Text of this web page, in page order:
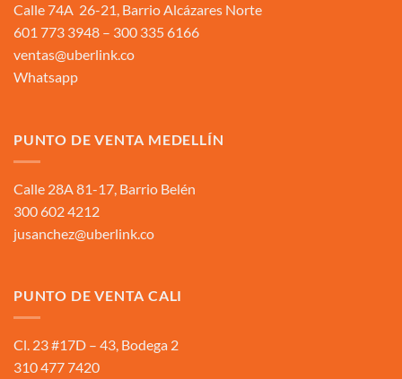
Calle 74A 26-21, Barrio Alcázares Norte
601 773 3948 – 300 335 6166
ventas@uberlink.co
Whatsapp
PUNTO DE VENTA MEDELLÍN
Calle 28A 81-17, Barrio Belén
300 602 4212
jusanchez@uberlink.co
PUNTO DE VENTA CALI
Cl. 23 #17D – 43, Bodega 2
310 477 7420